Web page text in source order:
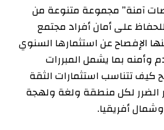
آمنة” مجموعة متنوعة من
على أمان أفراد مجتمع
الإفصاح عن استثمارها السنوي
بما يشمل المبررات
كيف تتناسب استثمارات الثقة
الضرر لكل منطقة ولغة ولهجة
أفريقيا.